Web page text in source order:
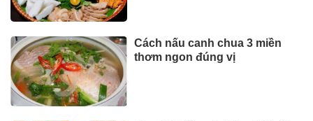
Cách nấu canh chua 3 miền
thơm ngon đúng vị